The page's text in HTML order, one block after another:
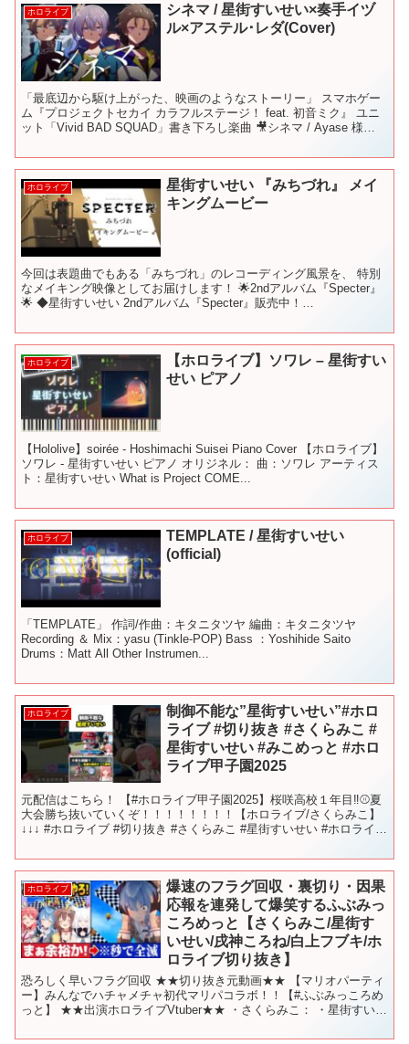
ホロライブ
シネマ / 星街すいせい×奏手イヅ
ル×アステル･レダ(Cover)
「最底辺から駆け上がった、映画のようなストーリー」 スマホゲー
ム『プロジェクトセカイ カラフルステージ！ feat. 初音ミク』 ユニ
ット「Vivid BAD SQUAD」書き下ろし楽曲 🎥シネマ / Ayase 様
ホロライブ
星街すいせい 『みちづれ』 メイ
キングムービー
今回は表題曲でもある「みちづれ」のレコーディング風景を、 特別
なメイキング映像としてお届けします！ 🌟2ndアルバム『Specter』
🌟 ◆星街すいせい 2ndアルバム『Specter』販売中！
ホロライブ
【ホロライブ】ソワレ – 星街すい
せい ピアノ
【Hololive】soirée - Hoshimachi Suisei Piano Cover 【ホロライブ】
ソワレ - 星街すいせい ピアノ オリジネル： 曲：ソワレ アーティス
ト：星街すいせい What is Project COME...
ホロライブ
TEMPLATE / 星街すいせい
(official)
「TEMPLATE」 作詞/作曲：キタニタツヤ 編曲：キタニタツヤ
Recording ＆ Mix：yasu (Tinkle-POP) Bass ：Yoshihide Saito
Drums：Matt All Other Instrumen...
ホロライブ
制御不能な”星街すいせい”#ホロ
ライブ #切り抜き #さくらみこ #
星街すいせい #みこめっと #ホロ
ライブ甲子園2025
元配信はこちら！ 【#ホロライブ甲子園2025】桜咲高校１年目‼⚾夏
大会勝ち抜いていくぞ！！！！！！！！【ホロライブ/さくらみこ】
↓↓↓ #ホロライブ #切り抜き #さくらみこ #星街すいせい #ホロライブ
ホロライブ
爆速のフラグ回収・裏切り・因果
応報を連発して爆笑するふぶみっ
ころめっと【さくらみこ/星街す
いせい/戌神ころね/白上フブキ/ホ
ロライブ切り抜き】
恐ろしく早いフラグ回収 ★★切り抜き元動画★★ 【マリオパーティ
ー】みんなでハチャメチャ初代マリパコラボ！！【#ふぶみっころめ
っと】 ★★出演ホロライブVtuber★★ ・さくらみこ： ・星街すいせ